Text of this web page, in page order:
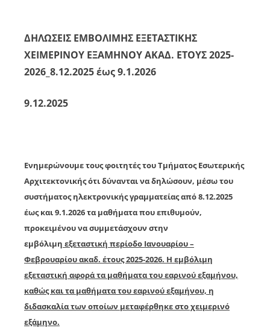
ΔΗΛΩΣΕΙΣ ΕΜΒΟΛΙΜΗΣ ΕΞΕΤΑΣΤΙΚΗΣ
ΧΕΙΜΕΡΙΝΟΥ ΕΞΑΜΗΝΟΥ ΑΚΑΔ. ΕΤΟΥΣ 2025-
2026_8.12.2025 έως 9.1.2026
9.12.2025
Ενημερώνουμε τους φοιτητές του Τμήματος Εσωτερικής
Αρχιτεκτονικής ότι δύνανται να δηλώσουν, μέσω του
συστήματος ηλεκτρονικής γραμματείας από8.12.2025
έως και 9.1.2026τα μαθήματα που επιθυμούν,
προκειμένου να συμμετάσχουν στην
εμβόλιμη εξεταστική περίοδο Ιανουαρίου –
Φεβρουαρίου ακαδ. έτους 2025-2026. Η εμβόλιμη
εξεταστική αφορά τα μαθήματα του εαρινού εξαμήνου,
καθώς και τα μαθήματα του εαρινού εξαμήνου, η
διδασκαλία των οποίων μεταφέρθηκε στο χειμερινό
εξάμηνο.